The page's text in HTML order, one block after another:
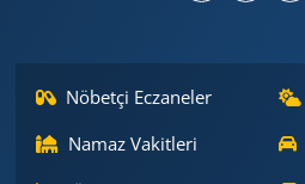
Nöbetçi Eczaneler
Namaz Vakitleri